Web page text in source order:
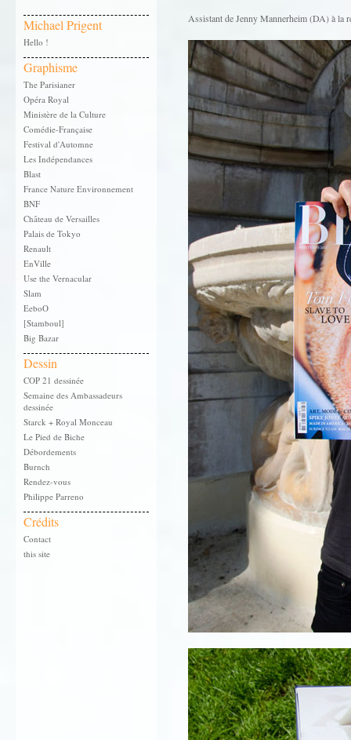
Michael Prigent
Hello !
Graphisme
The Parisianer
Opéra Royal
Ministère de la Culture
Comédie-Française
Festival d'Automne
Les Indépendances
Blast
France Nature Environnement
BNF
Château de Versailles
Palais de Tokyo
Renault
EnVille
Use the Vernacular
Slam
EeboO
[Stamboul]
Big Bazar
Dessin
COP 21 dessinée
Semaine des Ambassadeurs
dessinée
Starck + Royal Monceau
Le Pied de Biche
Débordements
Burnch
Rendez-vous
Philippe Parreno
Crédits
Contact
this site
Assistant de Jenny Mannerheim (DA) à la